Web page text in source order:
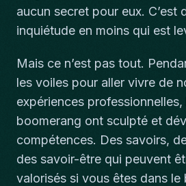
aucun secret pour eux. C’est
inquiétude en moins qui est
Mais ce n’est pas tout.
les voiles pour aller vivre de
expériences professionnelles,
boomerang ont sculpté et
compétences. Des savoirs,
des savoir-être qui peuvent
valorisés si vous êtes dans le